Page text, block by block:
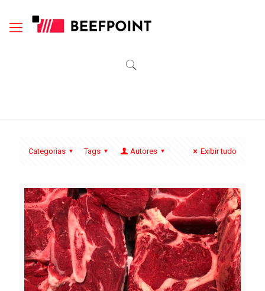
Categorias Tags Autores Exibir tudo